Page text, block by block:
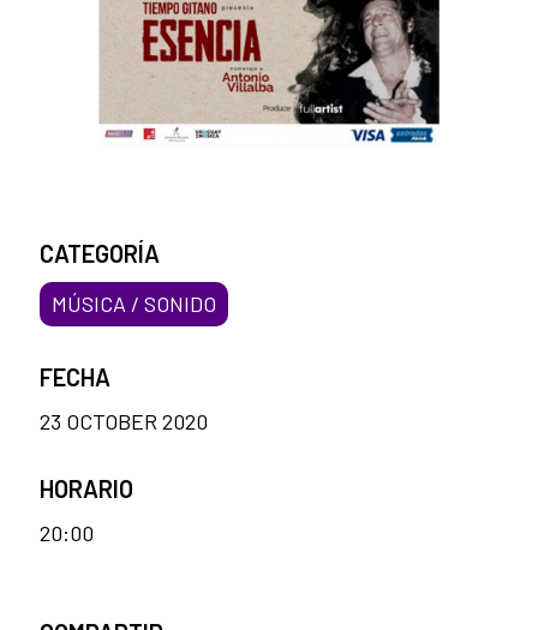
CATEGORÍA
MÚSICA / SONIDO
FECHA
23 OCTOBER 2020
HORARIO
20:00